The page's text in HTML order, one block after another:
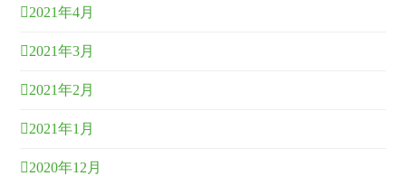
2021年4月
2021年3月
2021年2月
2021年1月
2020年12月